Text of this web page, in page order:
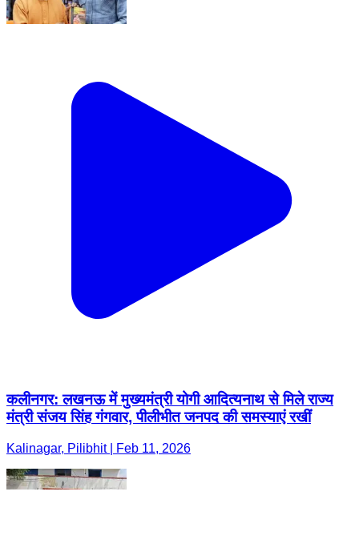
कलीनगर: लखनऊ में मुख्यमंत्री योगी आदित्यनाथ से मिले राज्य
मंत्री संजय सिंह गंगवार, पीलीभीत जनपद की समस्याएं रखीं
Kalinagar, Pilibhit | Feb 11, 2026